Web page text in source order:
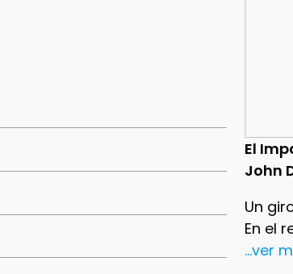
El
John
Un
En el
...ver